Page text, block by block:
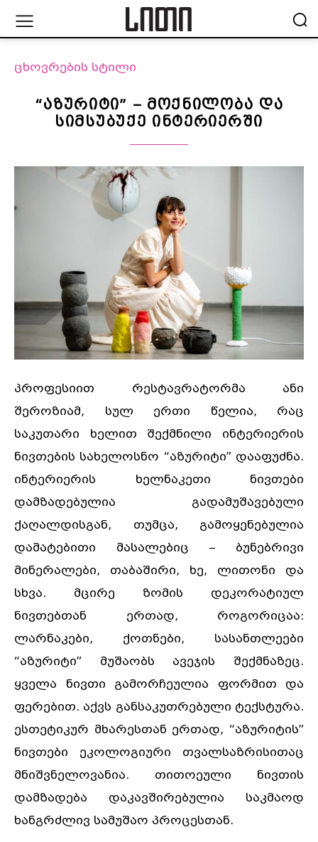
ცხოვრების სტილი
“აზურიტი” – მოქნილობა და
სიმსუბუქე ინტერიერში
პროფესიით რესტავრატორმა ანი
შეროზიამ, სულ ერთი წელია, რაც
საკუთარი ხელით შექმნილი ინტერიერის
ნივთების სახელოსნო “აზურიტი” დააფუძნა.
ინტერიერის ხელნაკეთი ნივთები
დამზადებულია გადამუშავებული
ქაღალდისგან, თუმცა, გამოყენებულია
დამატებითი მასალებიც – ბუნებრივი
მინერალები, თაბაშირი, ხე, ლითონი და
სხვა. მცირე ზომის დეკორატიულ
ნივთებთან ერთად, როგორიცაა:
ლარნაკები, ქოთნები, სასანთლეები
“აზურიტი” მუშაობს ავეჯის შექმნაზეც.
ყველა ნივთი გამორჩეულია ფორმით და
ფერებით. აქვს განსაკუთრებული ტექსტურა.
ესთეტიკურ მხარესთან ერთად, “აზურიტის”
ნივთები ეკოლოგიური თვალსაზრისითაც
მნიშვნელოვანია. თითოეული ნივთის
დამზადება დაკავშირებულია საკმაოდ
ხანგრძლივ სამუშაო პროცესთან.